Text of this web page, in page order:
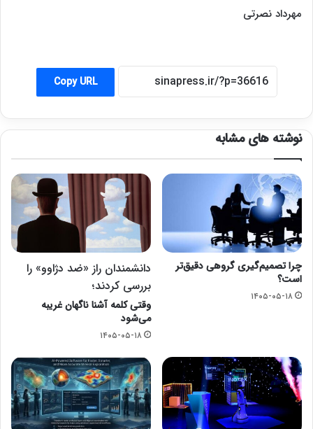
مهرداد نصرتی
Copy URL
نوشته های مشابه
چرا تصمیم‌گیری گروهی دقیق‌تر
است؟
۱۴۰۵-۰۵-۱۸
دانشمندان راز «ضد دژاوو» را
بررسی کردند؛
وقتی کلمه آشنا ناگهان غریبه
می‌شود
۱۴۰۵-۰۵-۱۸